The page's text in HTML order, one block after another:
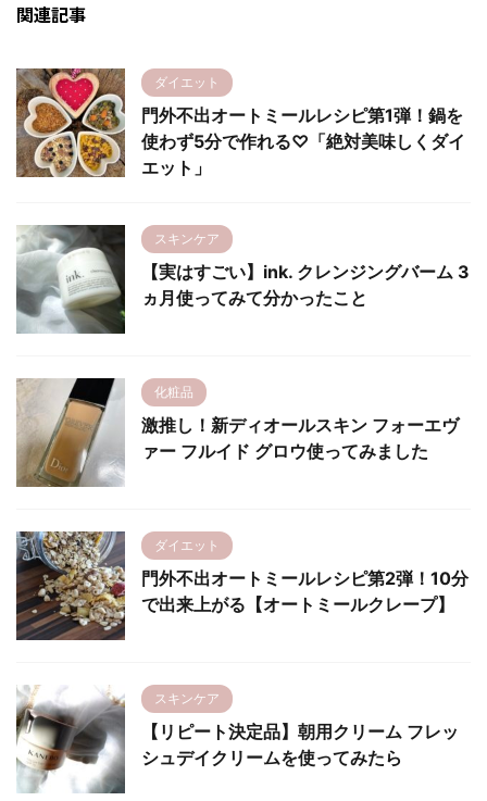
関連記事
ダイエット
門外不出オートミールレシピ第1弾！鍋を
使わず5分で作れる♡「絶対美味しくダイ
エット」
スキンケア
【実はすごい】ink. クレンジングバーム 3
ヵ月使ってみて分かったこと
化粧品
激推し！新ディオールスキン フォーエヴ
ァー フルイド グロウ使ってみました
ダイエット
門外不出オートミールレシピ第2弾！10分
で出来上がる【オートミールクレープ】
スキンケア
【リピート決定品】朝用クリーム フレッ
シュデイクリームを使ってみたら